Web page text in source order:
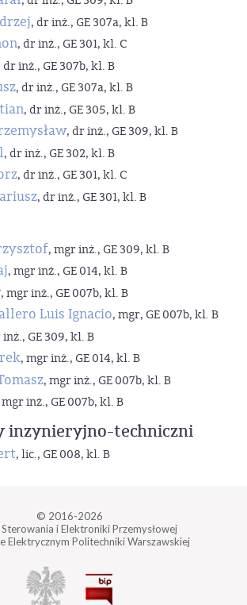
, dr inż., GE 307a, kl. B
, dr inż., GE 301, kl. C
dr inż., GE 307b, kl. B
, dr inż., GE 307a, kl. B
, dr inż., GE 305, kl. B
, dr inż., GE 309, kl. B
, dr inż., GE 302, kl. B
, dr inż., GE 301, kl. C
, dr inż., GE 301, kl. B
, mgr inż., GE 309, kl. B
, mgr inż., GE 014, kl. B
, mgr inż., GE 007b, kl. B
Luis Ignacio, mgr, GE 007b, kl. B
inż., GE 309, kl. B
, mgr inż., GE 014, kl. B
, mgr inż., GE 007b, kl. B
mgr inż., GE 007b, kl. B
inzynieryjno-techniczni
, lic., GE 008, kl. B
© 2016-2026
i Elektroniki Przemysłowej
Elektrycznym Politechniki Warszawskiej